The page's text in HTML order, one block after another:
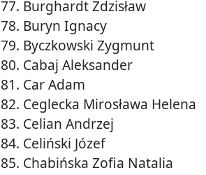
77. Burghardt Zdzisław
78. Buryn Ignacy
79. Byczkowski Zygmunt
80. Cabaj Aleksander
81. Car Adam
82. Ceglecka Mirosława Helena
83. Celian Andrzej
84. Celiński Józef
85. Chabińska Zofia Natalia